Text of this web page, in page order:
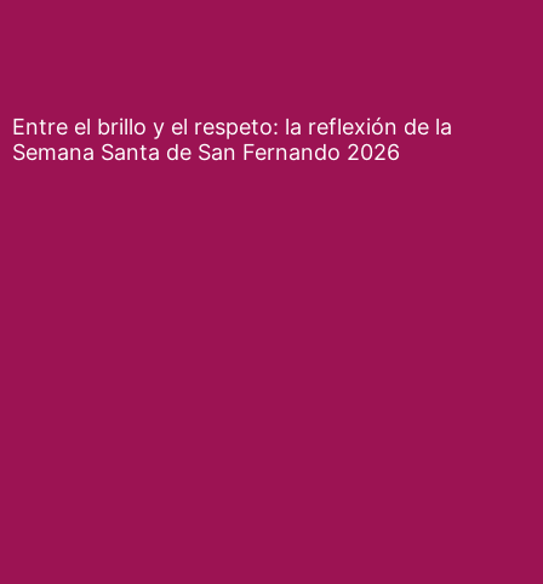
Entre el brillo y el respeto: la reflexión de la
Semana Santa de San Fernando 2026